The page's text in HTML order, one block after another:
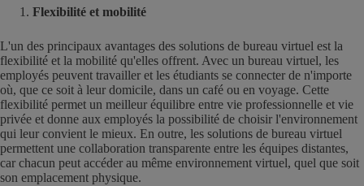
Flexibilité et mobilité
L'un des principaux avantages des solutions de bureau virtuel est la
flexibilité et la mobilité qu'elles offrent. Avec un bureau virtuel, les
employés peuvent travailler et les étudiants se connecter de n'importe
où, que ce soit à leur domicile, dans un café ou en voyage. Cette
flexibilité permet un meilleur équilibre entre vie professionnelle et vie
privée et donne aux employés la possibilité de choisir l'environnement
qui leur convient le mieux. En outre, les solutions de bureau virtuel
permettent une collaboration transparente entre les équipes distantes,
car chacun peut accéder au même environnement virtuel, quel que soit
son emplacement physique.